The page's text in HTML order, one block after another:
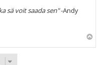
sä voit saada sen"-Andy